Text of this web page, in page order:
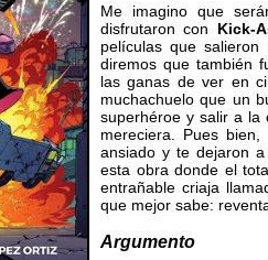
Me imagino que
disfrutaron con Kick-
películas que
diremos que también
las ganas de ver en
muchachuelo que un
superhéroe y salir a la
mereciera. Pues
ansiado y te dejaron
esta obra donde el
entrañable criaja
que mejor sabe:
Argumento